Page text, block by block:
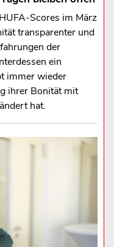
Scores im März
transparenter und
der
ein
immer wieder
ihrer Bonität mit
hat.